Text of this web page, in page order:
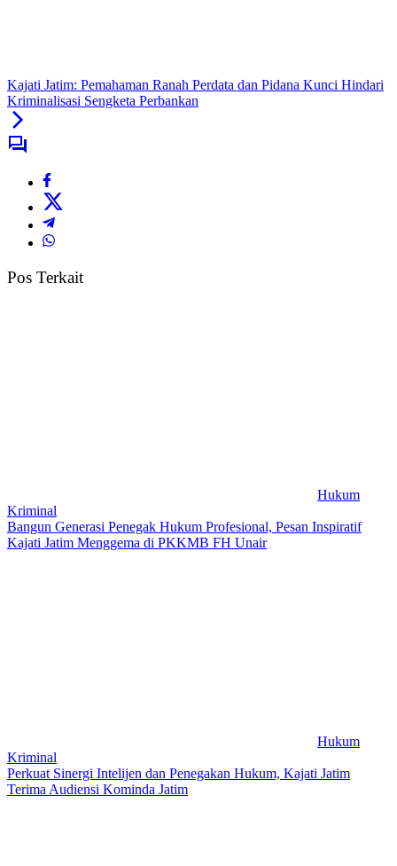
Kajati Jatim: Pemahaman Ranah Perdata dan Pidana Kunci Hindari
Kriminalisasi Sengketa Perbankan
Pos Terkait
Hukum
Kriminal
Bangun Generasi Penegak Hukum Profesional, Pesan Inspiratif
Kajati Jatim Menggema di PKKMB FH Unair
Hukum
Kriminal
Perkuat Sinergi Intelijen dan Penegakan Hukum, Kajati Jatim
Terima Audiensi Kominda Jatim